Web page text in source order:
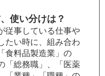
使い分けは？
従事している仕事や
たい時に、組み合わ
食料品製造業」の
「総務職」、「医薬